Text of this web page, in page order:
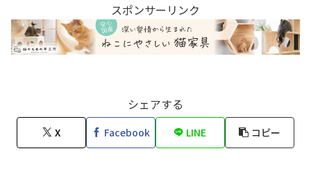
スポンサーリンク
シェアする
X Facebook LINE コピー